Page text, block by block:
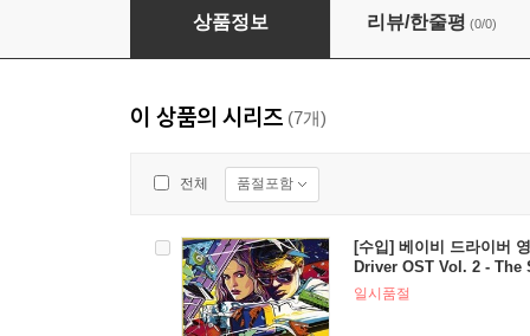
베이비 드라이버 영화음악 (Baby Driver
상품정보 리뷰/한줄평 (0/0)
이 상품의 시리즈 (7개)
전체 품절포함
[수입] 베이비 드라이버
Driver OST Vol. 2 - The
일시품절